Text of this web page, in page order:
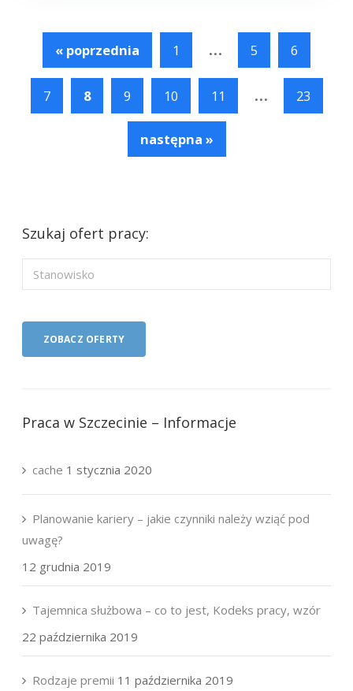
« poprzednia 1 ... 5 6
7 8 9 10 11 ... 23
następna »
Szukaj ofert pracy:
Praca w Szczecinie – Informacje
cache 1 stycznia 2020
Planowanie kariery – jakie czynniki należy wziąć pod
uwagę?
12 grudnia 2019
Tajemnica służbowa – co to jest, Kodeks pracy, wzór
22 października 2019
Rodzaje premii 11 października 2019